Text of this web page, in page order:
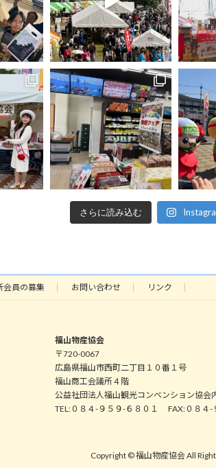
さらに読み込む
会員の募集 お問い合わせ リンク
福山物産協会
〒720-0067
広島県福山市西町二丁目１０番１号
福山商工会議所４階
公益社団法人福山観光コンベンション協会
TEL:０８４-９５９-６８０１ FAX:０８４-
Copyright © 福山物産協会 All